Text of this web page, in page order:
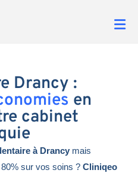
Drancy :
en
cabinet
à Drancy mais
sur vos soins ? Cliniqeo